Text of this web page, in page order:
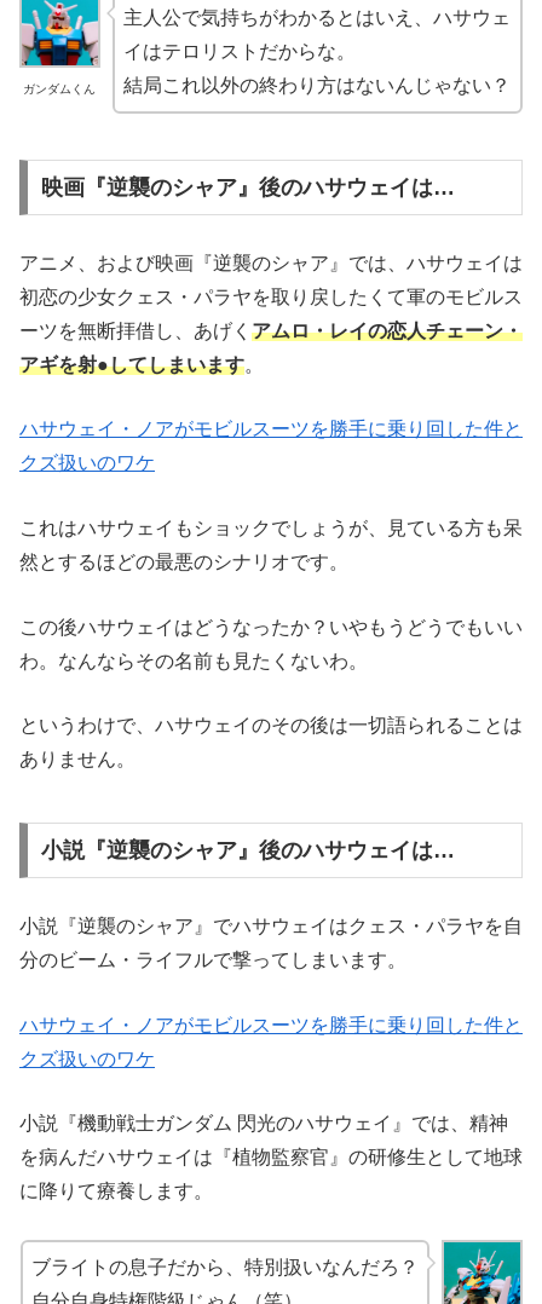
ガンダムくん
主人公で気持ちがわかるとはいえ、ハサウェ
イはテロリストだからな。
結局これ以外の終わり方はないんじゃない？
映画『逆襲のシャア』後のハサウェイは…
アニメ、および映画『逆襲のシャア』では、ハサウェイは
初恋の少女クェス・パラヤを取り戻したくて軍のモビルス
ーツを無断拝借し、あげく アムロ・レイの恋人チェーン・
アギを射●してしまいます。
ハサウェイ・ノアがモビルスーツを勝手に乗り回した件と
クズ扱いのワケ
これはハサウェイもショックでしょうが、見ている方も呆
然とするほどの最悪のシナリオです。
この後ハサウェイはどうなったか？いやもうどうでもいい
わ。なんならその名前も見たくないわ。
というわけで、ハサウェイのその後は一切語られることは
ありません。
小説『逆襲のシャア』後のハサウェイは…
小説『逆襲のシャア』でハサウェイはクェス・パラヤを自
分のビーム・ライフルで撃ってしまいます。
ハサウェイ・ノアがモビルスーツを勝手に乗り回した件と
クズ扱いのワケ
小説『機動戦士ガンダム 閃光のハサウェイ』では、精神
を病んだハサウェイは『植物監察官』の研修生として地球
に降りて療養します。
ブライトの息子だから、特別扱いなんだろ？